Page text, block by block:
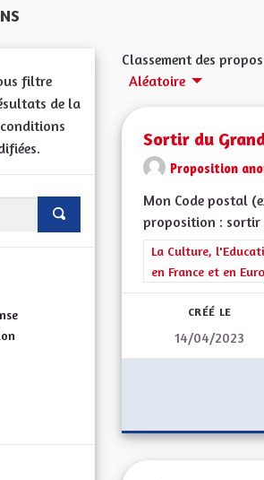
filtre
de la
Classement des
Aléatoire
Sortir du
Proposition
Mon Code postal
proposition : sortir
Filtrer les résultats
La Culture,
en France et en
CRÉÉ LE
14/04/2023